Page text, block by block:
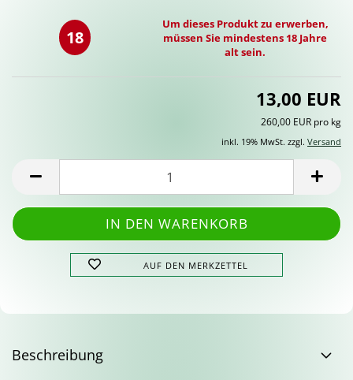
18
Um dieses Produkt zu erwerben,
müssen Sie mindestens 18 Jahre
alt sein.
13,00 EUR
260,00 EUR pro kg
inkl. 19% MwSt. zzgl. Versand
AUF DEN MERKZETTEL
Beschreibung